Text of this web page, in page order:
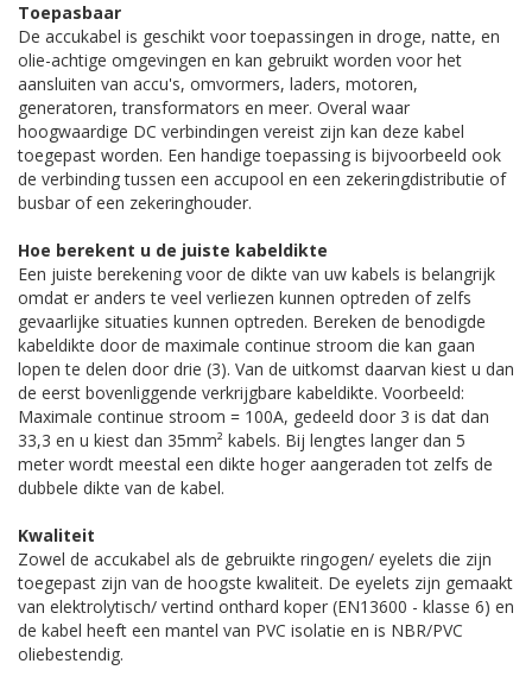
Toepasbaar
De accukabel is geschikt voor toepassingen in droge, natte, en
olie-achtige omgevingen en kan gebruikt worden voor het
aansluiten van accu's, omvormers, laders, motoren,
generatoren, transformators en meer. Overal waar
hoogwaardige DC verbindingen vereist zijn kan deze kabel
toegepast worden. Een handige toepassing is bijvoorbeeld ook
de verbinding tussen een accupool en een zekeringdistributie of
busbar of een zekeringhouder.
Hoe berekent u de juiste kabeldikte
Een juiste berekening voor de dikte van uw kabels is belangrijk
omdat er anders te veel verliezen kunnen optreden of zelfs
gevaarlijke situaties kunnen optreden. Bereken de benodigde
kabeldikte door de maximale continue stroom die kan gaan
lopen te delen door drie (3). Van de uitkomst daarvan kiest u dan
de eerst bovenliggende verkrijgbare kabeldikte. Voorbeeld:
Maximale continue stroom = 100A, gedeeld door 3 is dat dan
33,3 en u kiest dan 35mm² kabels. Bij lengtes langer dan 5
meter wordt meestal een dikte hoger aangeraden tot zelfs de
dubbele dikte van de kabel.
Kwaliteit
Zowel de accukabel als de gebruikte ringogen/ eyelets die zijn
toegepast zijn van de hoogste kwaliteit. De eyelets zijn gemaakt
van elektrolytisch/ vertind onthard koper (EN13600 - klasse 6) en
de kabel heeft een mantel van PVC isolatie en is NBR/PVC
oliebestendig.